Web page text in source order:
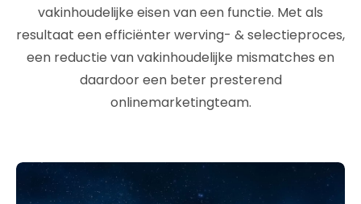
vakinhoudelijke eisen van een functie. Met als
resultaat een efficiënter werving- & selectieproces,
een reductie van vakinhoudelijke mismatches en
daardoor een beter presterend
onlinemarketingteam.